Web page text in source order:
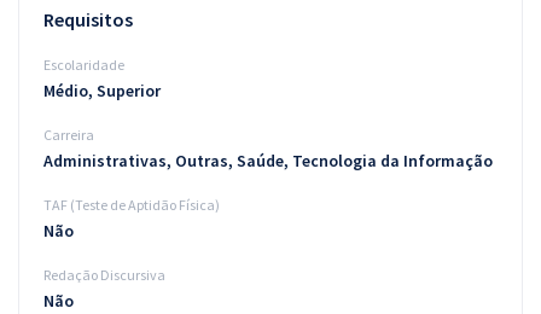
Requisitos
Escolaridade
Médio, Superior
Carreira
Administrativas, Outras, Saúde, Tecnologia da Informação
TAF (Teste de Aptidão Física)
Não
Redação Discursiva
Não